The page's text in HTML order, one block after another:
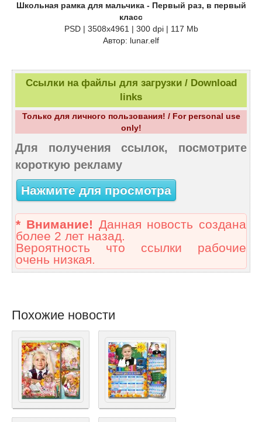
Школьная рамка для мальчика - Первый раз, в первый
класс
PSD | 3508х4961 | 300 dpi | 117 Mb
Автор: lunar.elf
Ссылки на файлы для загрузки / Download
links
Только для личного пользования! / For personal use
only!
Для получения ссылок, посмотрите
короткую рекламу
Нажмите для просмотра
* Внимание! Данная новость создана
более 2 лет назад.
Вероятность что ссылки рабочие
очень низкая.
Похожие новости